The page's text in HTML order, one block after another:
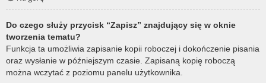
Do czego służy przycisk “Zapisz” znajdujący się w oknie
tworzenia tematu?
Funkcja ta umożliwia zapisanie kopii roboczej i dokończenie pisania
oraz wysłanie w późniejszym czasie. Zapisaną kopię roboczą
można wczytać z poziomu panelu użytkownika.